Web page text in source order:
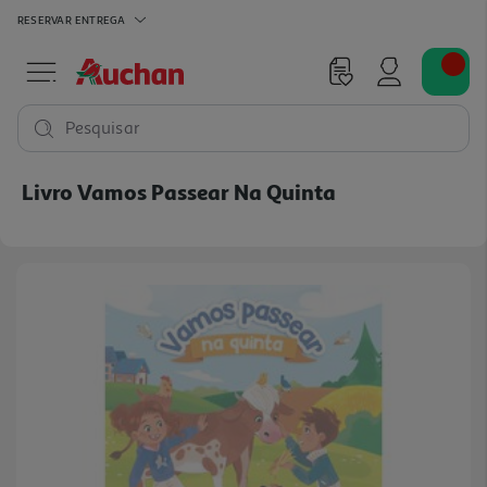
RESERVAR ENTREGA
Pesquisar
Livro Vamos Passear Na Quinta